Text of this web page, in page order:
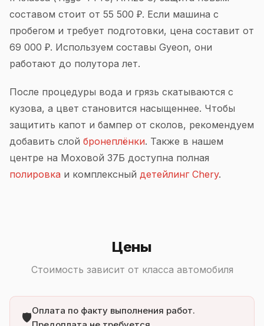
составом стоит от 55 500 ₽. Если машина с
пробегом и требует подготовки, цена составит от
69 000 ₽. Используем составы Gyeon, они
работают до полутора лет.
После процедуры вода и грязь скатываются с
кузова, а цвет становится насыщеннее. Чтобы
защитить капот и бампер от сколов, рекомендуем
добавить слой бронеплёнки. Также в нашем
центре на Моховой 37Б доступна полная
полировка и комплексный детейлинг Chery.
Цены
Стоимость зависит от класса автомобиля
🛡️
Оплата по факту выполнения работ.